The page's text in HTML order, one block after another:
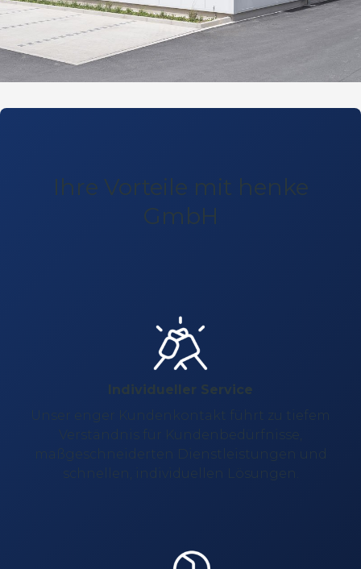
Ihre Vorteile mit henke
GmbH
Individueller Service
Unser enger Kundenkontakt führt zu tiefem
Verständnis für Kundenbedürfnisse,
maßgeschneiderten Dienstleistungen und
schnellen, individuellen Lösungen.